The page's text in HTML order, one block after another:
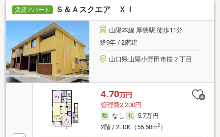
賃貸アパート Ｓ＆Ａスクエア ＸＩ
山陽本線 厚狭駅 徒歩11分
築9年 / 2階建
山口県山陽小野田市桜２丁目
4.70万円
管理費2,200円
なし
5.7万円
2階 / 2LDK（56.68m2）